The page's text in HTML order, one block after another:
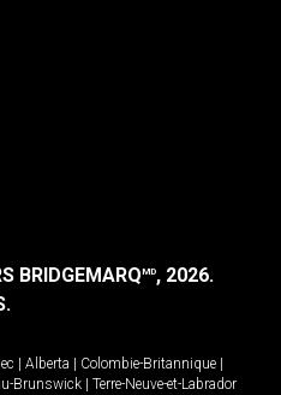
BRIDGEMARQMD, 2026.
Alberta Colombie-Britannique
Brunswick
Terre-Neuve-et-Labrador